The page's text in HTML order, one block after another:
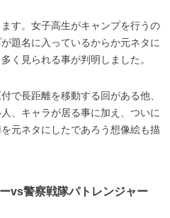
す。女子高生がキャンプを行うの
題名に入っているからか元ネタに
く見られる事が判明しました。
で長距離を移動する回がある他、
、キャラが居る事に加え、ついに
元ネタにしたであろう想像絵も描
vs警察戦隊パトレンジャー